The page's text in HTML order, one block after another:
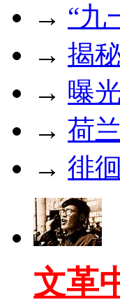
→ “九
→ 揭
→ 曝
→ 荷
→ 徘
文革